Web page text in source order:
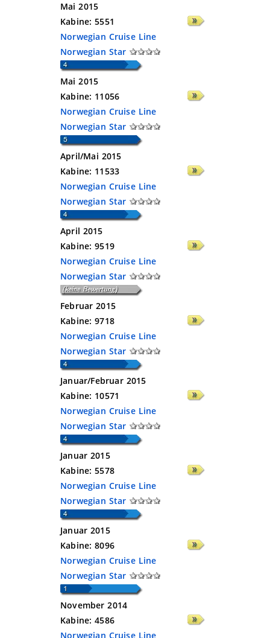
Mai 2015
Kabine:5551
Norwegian Cruise Line
Norwegian Star
Mai 2015
Kabine: 11056
Norwegian Cruise Line
Norwegian Star
April/Mai 2015
Kabine: 11533
Norwegian Cruise Line
Norwegian Star
April 2015
Kabine:9519
Norwegian Cruise Line
Norwegian Star
Februar 2015
Kabine:9718
Norwegian Cruise Line
Norwegian Star
Januar/Februar 2015
Kabine: 10571
Norwegian Cruise Line
Norwegian Star
Januar 2015
Kabine:5578
Norwegian Cruise Line
Norwegian Star
Januar 2015
Kabine:8096
Norwegian Cruise Line
Norwegian Star
November 2014
Kabine:4586
Norwegian Cruise Line